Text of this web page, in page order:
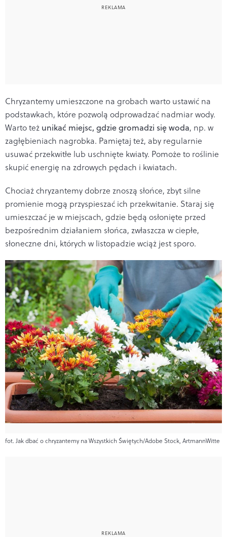
Chryzantemy umieszczone na grobach warto ustawić na
podstawkach, które pozwolą odprowadzać nadmiar wody.
Warto też unikać miejsc, gdzie gromadzi się woda, np. w
zagłębieniach nagrobka. Pamiętaj też, aby regularnie
usuwać przekwitłe lub uschnięte kwiaty. Pomoże to roślinie
skupić energię na zdrowych pędach i kwiatach.
Chociaż chryzantemy dobrze znoszą słońce, zbyt silne
promienie mogą przyspieszać ich przekwitanie. Staraj się
umieszczać je w miejscach, gdzie będą osłonięte przed
bezpośrednim działaniem słońca, zwłaszcza w ciepłe,
słoneczne dni, których w listopadzie wciąż jest sporo.
fot. Jak dbać o chryzantemy na Wszystkich Świętych/Adobe Stock, ArtmannWitte